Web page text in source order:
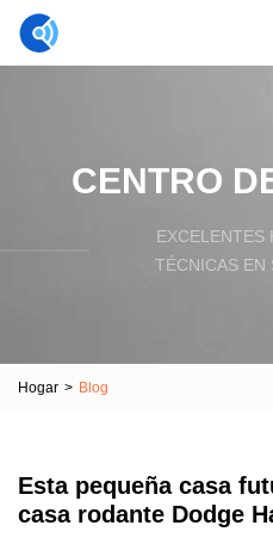
CENTRO
EXCELENTES
TÉCNICAS EN
Hogar > Blog
Esta pequeña casa
casa rodante Dodge